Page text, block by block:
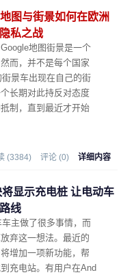
图与街景如何在欧洲
私之战
地图街景是一个
而，并不是每个国家
景车出现在自己的街
长期对此持反对态度
制，直到最近才开始
(3384) 评论 (0) 详细内容
显示充电桩 让电动车
线
主做了很多事情，而
弃这一想法。最近的
增加一项新功能，帮
充电站。有用户在And